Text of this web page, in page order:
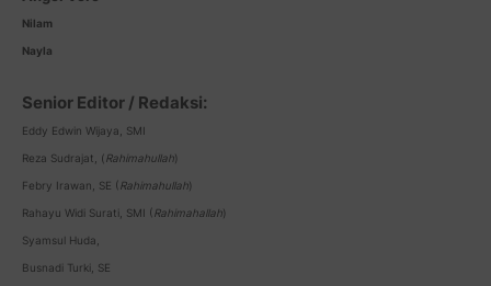
Nilam
Nayla
Senior Editor / Redaksi:
Eddy Edwin Wijaya, SMI
Reza Sudrajat, (Rahimahullah)
Febry Irawan, SE (Rahimahullah)
Rahayu Widi Surati, SMI (Rahimahallah)
Syamsul Huda,
Busnadi Turki, SE